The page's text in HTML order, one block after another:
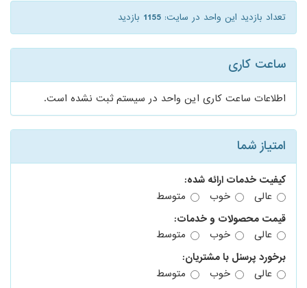
تعداد بازدید این واحد در سایت:1155بازدید
ساعت کاری
اطلاعات ساعت کاری این واحد در سیستم ثبت نشده است.
امتیاز شما
کیفیت خدمات ارائه شده:
عالی
خوب
متوسط
قیمت محصولات و خدمات:
عالی
خوب
متوسط
برخورد پرسنل با مشتریان:
عالی
خوب متوسط